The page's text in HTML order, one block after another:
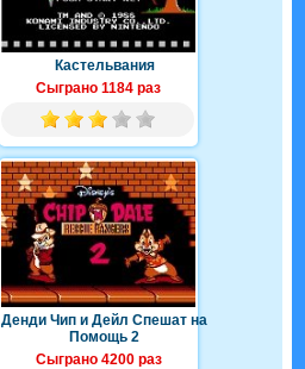
Кастельвания
Сыграно 1184 раз
Денди Чип и Дейл Спешат на
Помощь 2
Сыграно 4200 раз